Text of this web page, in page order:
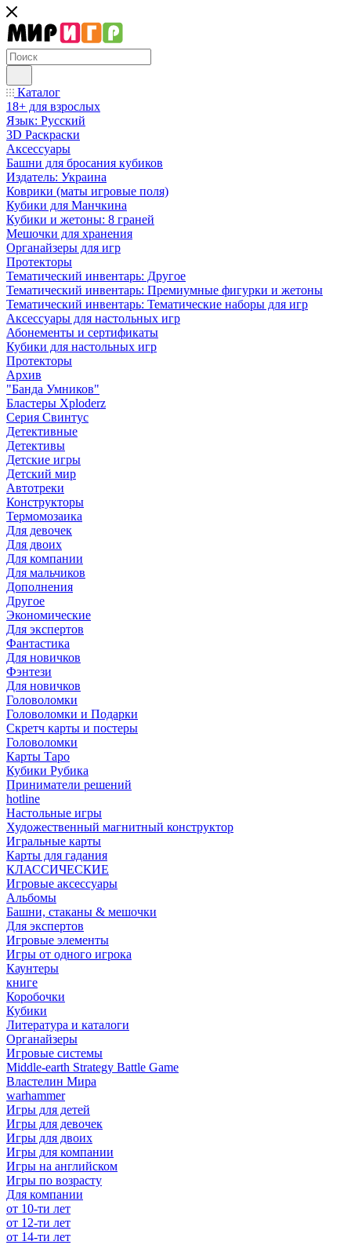
Каталог
18+ для взрослых
Язык: Русский
3D Раскраски
Аксессуары
Башни для бросания кубиков
Издатель: Украина
Коврики (маты игровые поля)
Кубики для Манчкина
Кубики и жетоны: 8 граней
Мешочки для хранения
Органайзеры для игр
Протекторы
Тематический инвентарь: Другое
Тематический инвентарь: Премиумные фигурки и жетоны
Тематический инвентарь: Тематические наборы для игр
Аксессуары для настольных игр
Абонементы и сертификаты
Кубики для настольных игр
Протекторы
Архив
"Банда Умников"
Бластеры Xploderz
Cерия Свинтус
Детективные
Детективы
Детские игры
Детский мир
Автотреки
Конструкторы
Термомозаика
Для девочек
Для двоих
Для компании
Для мальчиков
Дополнения
Другое
Экономические
Для экспертов
Фантастика
Для новичков
Фэнтези
Для новичков
Головоломки
Головоломки и Подарки
Cкретч карты и постеры
Головоломки
Карты Таро
Кубики Рубика
Приниматели решений
hotline
Настольные игры
Художественный магнитный конструктор
Игральные карты
Карты для гадания
КЛАССИЧЕСКИЕ
Игровые аксессуары
Альбомы
Башни, стаканы & мешочки
Для экспертов
Игровые элементы
Игры от одного игрока
Каунтеры
книге
Коробочки
Кубики
Литература и каталоги
Органайзеры
Игровые системы
Middle-earth Strategy Battle Game
Властелин Мира
warhammer
Игры для детей
Игры для девочек
Игры для двоих
Игры для компании
Игры на английском
Игры по возрасту
Для компании
от 10-ти лет
от 12-ти лет
от 14-ти лет